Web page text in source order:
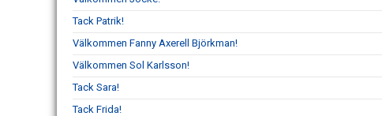
Tack Patrik!
Välkommen Fanny Axerell Björkman!
Välkommen Sol Karlsson!
Tack Sara!
Tack Frida!